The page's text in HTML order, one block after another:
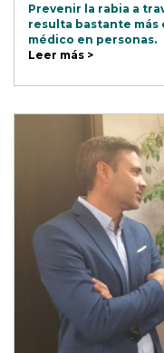
Prevenir la rabia a
resulta bastante
médico en personas.
Leer más >